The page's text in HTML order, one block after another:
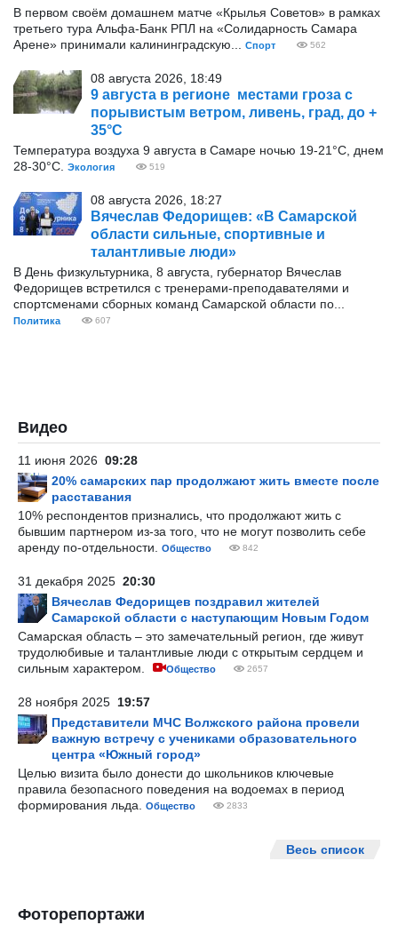
В первом своём домашнем матче «Крылья Советов» в рамках
третьего тура Альфа-Банк РПЛ на «Солидарность Самара
Арене» принимали калининградскую...
Спорт 562
08 августа 2026, 18:49
9 августа в регионе местами гроза с
порывистым ветром, ливень, град, до +
35°С
Температура воздуха 9 августа в Самаре ночью 19-21°С, днем
28-30°С.
Экология 519
08 августа 2026, 18:27
Вячеслав Федорищев: «В Самарской
области сильные, спортивные и
талантливые люди»
В День физкультурника, 8 августа, губернатор Вячеслав
Федорищев встретился с тренерами-преподавателями и
спортсменами сборных команд Самарской области по...
Политика 607
Видео
11 июня 2026 09:28
20% самарских пар продолжают жить вместе после
расставания
10% респондентов признались, что продолжают жить с
бывшим партнером из-за того, что не могут позволить себе
аренду по-отдельности.
Общество 842
31 декабря 2025 20:30
Вячеслав Федорищев поздравил жителей
Самарской области с наступающим Новым Годом
Самарская область – это замечательный регион, где живут
трудолюбивые и талантливые люди с открытым сердцем и
сильным характером.
Общество 2657
28 ноября 2025 19:57
Представители МЧС Волжского района провели
важную встречу с учениками образовательного
центра «Южный город»
Целью визита было донести до школьников ключевые
правила безопасного поведения на водоемах в период
формирования льда.
Общество 2833
Весь список
Фоторепортажи